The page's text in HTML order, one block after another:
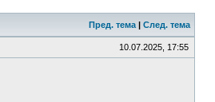
Пред. тема | След. тема
10.07.2025, 17:55